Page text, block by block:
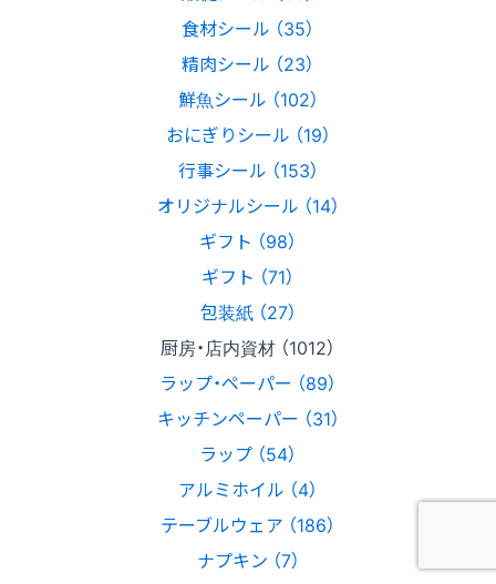
食材シール （35）
精肉シール （23）
鮮魚シール （102）
おにぎりシール （19）
行事シール （153）
オリジナルシール （14）
ギフト （98）
ギフト （71）
包装紙 （27）
厨房・店内資材 （1012）
ラップ・ペーパー （89）
キッチンペーパー （31）
ラップ （54）
アルミホイル （4）
テーブルウェア （186）
ナプキン （7）